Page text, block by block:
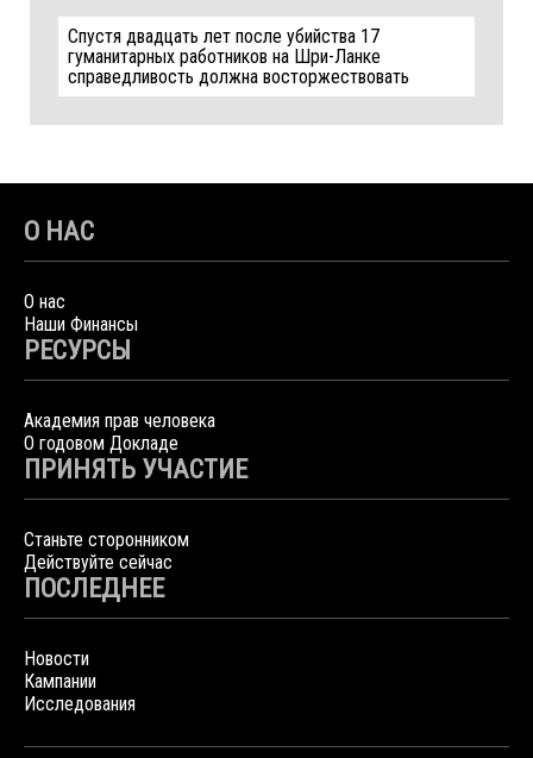
Спустя двадцать лет после убийства 17
гуманитарных работников на Шри-Ланке
справедливость должна восторжествовать
О НАС
О нас
Наши Финансы
РЕСУРСЫ
Академия прав человека
О годовом Докладе
ПРИНЯТЬ УЧАСТИЕ
Станьте сторонником
Действуйте сейчас
ПОСЛЕДНЕЕ
Новости
Кампании
Исследования